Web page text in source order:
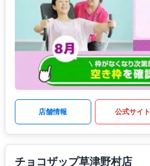
店舗情報 公式サイト
チョコザップ草津野村店